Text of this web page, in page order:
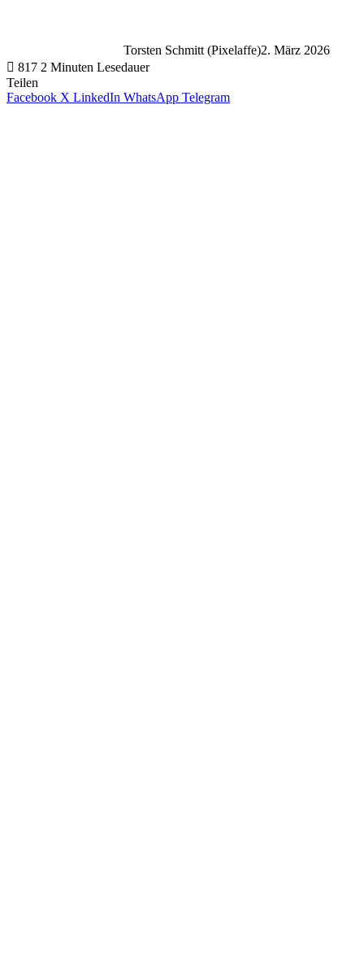
Torsten Schmitt (Pixelaffe)2. März 2026
817 2 Minuten Lesedauer
Teilen
Facebook X LinkedIn WhatsApp Telegram